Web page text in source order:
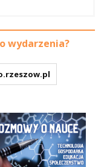
wydarzenia?